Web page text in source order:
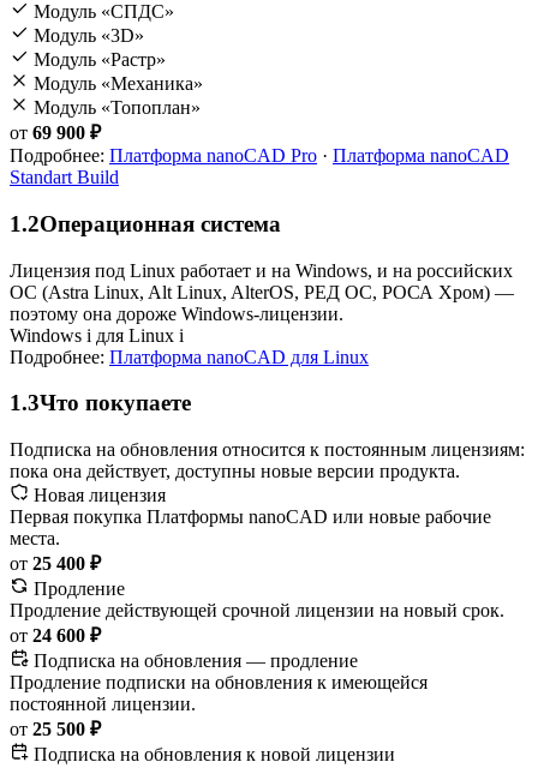
Модуль «СПДС»
Модуль «3D»
Модуль «Растр»
Модуль «Механика»
Модуль «Топоплан»
от 69 900 ₽
Подробнее: Платформа nanoCAD Pro · Платформа nanoCAD
Standart Build
1.2Операционная система
Лицензия под Linux работает и на Windows, и на российских
ОС (Astra Linux, Alt Linux, AlterOS, РЕД ОС, РОСА Хром) —
поэтому она дороже Windows-лицензии.
Windows i для Linux i
Подробнее: Платформа nanoCAD для Linux
1.3Что покупаете
Подписка на обновления относится к постоянным лицензиям:
пока она действует, доступны новые версии продукта.
Новая лицензия
Первая покупка Платформы nanoCAD или новые рабочие
места.
от 25 400 ₽
Продление
Продление действующей срочной лицензии на новый срок.
от 24 600 ₽
Подписка на обновления — продление
Продление подписки на обновления к имеющейся
постоянной лицензии.
от 25 500 ₽
Подписка на обновления к новой лицензии